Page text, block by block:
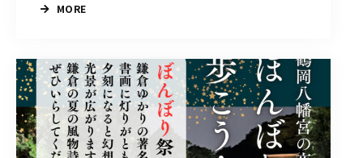
MORE